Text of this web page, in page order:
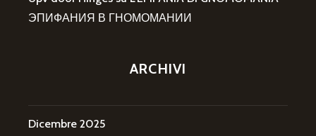
ЭПИФАНИЯ В ГНОМОМАНИИ
ARCHIVI
Dicembre 2025